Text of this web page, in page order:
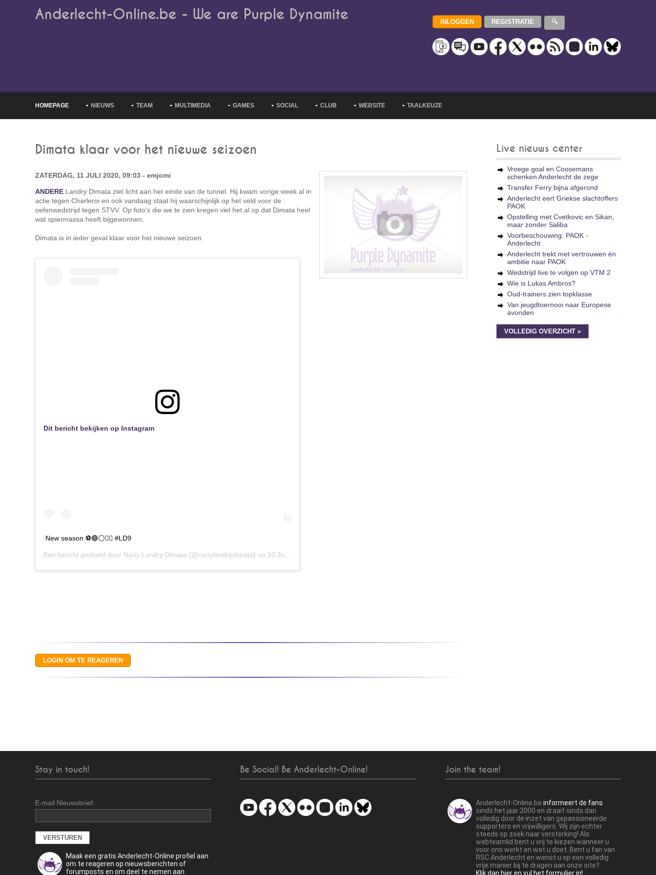
Anderlecht-Online.be - We are Purple Dynamite
HOMEPAGE NIEUWS TEAM MULTIMEDIA GAMES SOCIAL CLUB WEBSITE TAALKEUZE
Dimata klaar voor het nieuwe seizoen
ZATERDAG, 11 JULI 2020, 09:03 - emjomi
ANDERE Landry Dimata ziet licht aan het einde van de tunnel. Hij kwam vorige week al in
actie tegen Charleroi en ook vandaag staat hij waarschijnlijk op het veld voor de
oefenwedstrijd tegen STVV. Op foto's die we te zien kregen viel het al op dat Dimata heel
wat spiermassa heeft bijgewonnen.
Dimata is in ieder geval klaar voor het nieuwe seizoen.
Dit bericht bekijken op Instagram
New season ⚽️🟣⚪️👍🏾 #LD9
Een bericht gedeeld door Nany Landry Dimata (@nanylandrydimata) op 10 Jul 2020 om 11:27 (PDT)
Live nieuws center
Vroege goal en Coosemans
schenken Anderlecht de zege
Transfer Ferry bijna afgerond
Anderlecht eert Griekse slachtoffers
PAOK
Opstelling met Cvetkovic en Sikan,
maar zonder Saliba
Voorbeschouwing: PAOK -
Anderlecht
Anderlecht trekt met vertrouwen én
ambitie naar PAOK
Wedstrijd live te volgen op VTM 2
Wie is Lukas Ambros?
Oud-trainers zien topklasse
Van jeugdtoernooi naar Europese
avonden
VOLLEDIG OVERZICHT »
Stay in touch!
E-mail Nieuwsbrief:
Maak een gratis Anderlecht-Online profiel aan
om te reageren op nieuwsberichten of
forumposts en om deel te nemen aan
Be Social! Be Anderlecht-Online! Join the team!
Anderlecht-Online.be informeert de fans
sinds het jaar 2000 en draait sinds dan
volledig door de inzet van gepassioneerde
supporters en vrijwilligers. Wij zijn echter
steeds op zoek naar versterking! Als
webteamlid bent u vrij te kiezen wanneer u
voor ons werkt en wat u doet. Bent u fan van
RSC Anderlecht en wenst u op een volledig
vrije manier bij te dragen aan onze site?
Klik dan hier en vul het formulier in!